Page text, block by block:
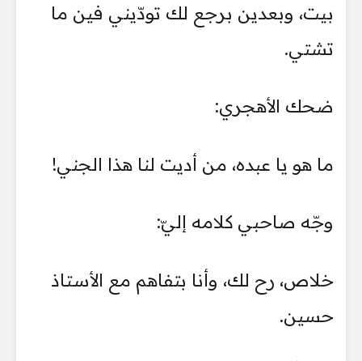
بيت، وبعدين برجع لك تودّيني فين ما
تشتي.
ضحك الأهجري:
ما هو يا عبده، من أديت لنا هذا الجني!
وجّه صاحبي كلامه إليّ:
خلاص، رح لك، وأنا بتفاهم مع الأستاذ
حسين.